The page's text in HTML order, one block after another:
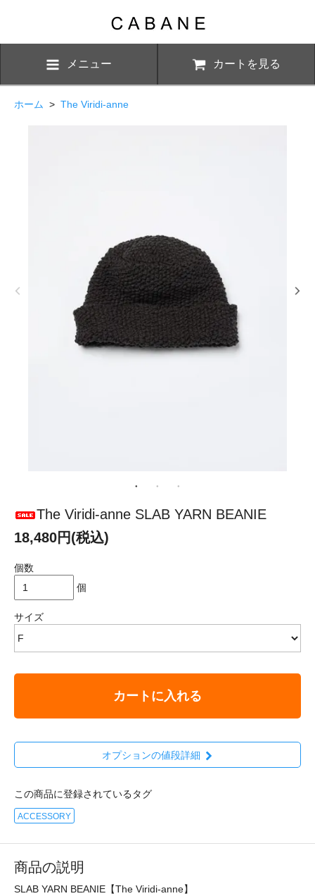
メニュー カートを見る
ホーム > The Viridi-anne
The Viridi-anne SLAB YARN BEANIE
18,480円(税込)
個数
個
サイズ
カートに入れる
オプションの値段詳細
この商品に登録されているタグ
ACCESSORY
商品の説明
SLAB YARN BEANIE【The Viridi-anne】